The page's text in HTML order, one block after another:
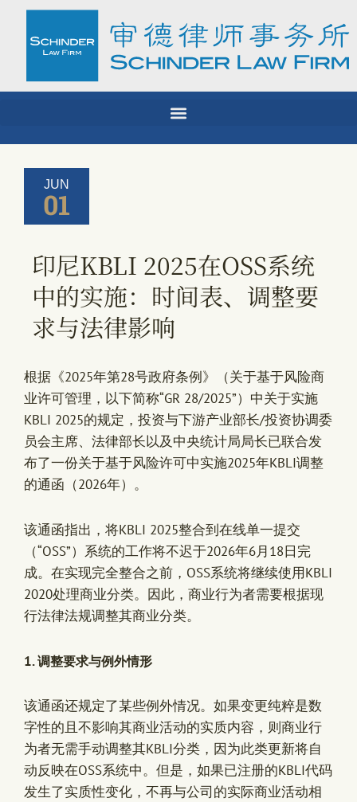
content
JUN
01
印尼KBLI 2025在OSS系统
中的实施：时间表、调整要
求与法律影响
根据《2025年第28号政府条例》（关于基于风险商
业许可管理，以下简称“GR 28/2025”）中关于实施
KBLI 2025的规定，投资与下游产业部长/投资协调委
员会主席、法律部长以及中央统计局局长已联合发
布了一份关于基于风险许可中实施2025年KBLI调整
的通函（2026年）。
该通函指出，将KBLI 2025整合到在线单一提交
（“OSS”）系统的工作将不迟于2026年6月18日完
成。在实现完全整合之前， OSS系统将继续使用KBLI
2020处理商业分类。因此，商业行为者需要根据现
行法律法规调整其商业分类。
1.调整要求与例外情形
该通函还规定了某些例外情况。如果变更纯粹是数
字性的且不影响其商业活动的实质内容，则商业行
为者无需手动调整其KBLI分类，因为此类更新将自
动反映在OSS系统中。但是，如果已注册的KBLI代码
发生了实质性变化，不再与公司的实际商业活动相